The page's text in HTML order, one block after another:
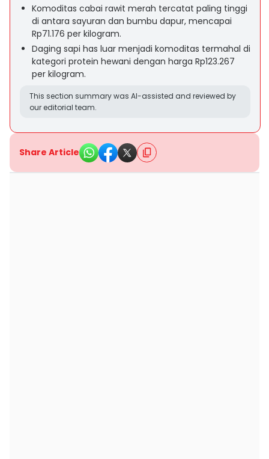
Komoditas cabai rawit merah tercatat paling tinggi
di antara sayuran dan bumbu dapur, mencapai
Rp71.176 per kilogram.
Daging sapi has luar menjadi komoditas termahal di
kategori protein hewani dengan harga Rp123.267
per kilogram.
This section summary was AI-assisted and reviewed by
our editorial team.
Share Article